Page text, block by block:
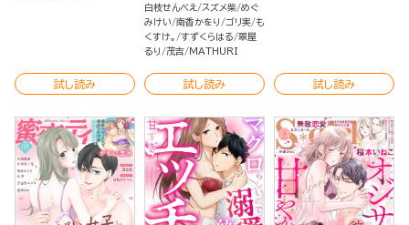
試し読み
白枝せんべえ
スズメ柴 めぐ
みけい 南香かをり ゴリ実 も
くすけ。
すずくらはる 翠屋
るり
茂吉 MATHURI
試し読み 試し読み